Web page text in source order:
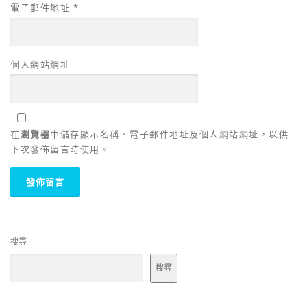
電子郵件地址 *
個人網站網址
在瀏覽器中儲存顯示名稱、電子郵件地址及個人網站網址，以供
下次發佈留言時使用。
搜尋
搜尋